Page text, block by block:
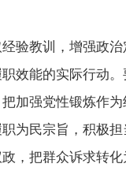
验教训，增强政
效能的实际行动
加强党性锻炼作
为民宗旨，积极
，把群众诉求转